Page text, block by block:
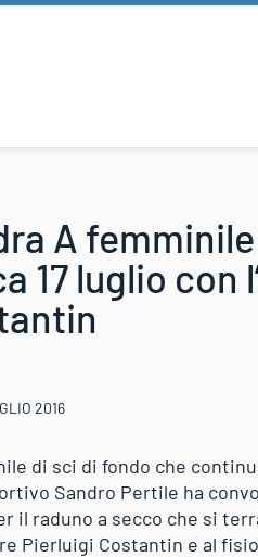
A
17 luglio con
2016
di sci di fondo che
Sandro Pertile ha
il raduno a secco che si
Pierluigi Costantin e al